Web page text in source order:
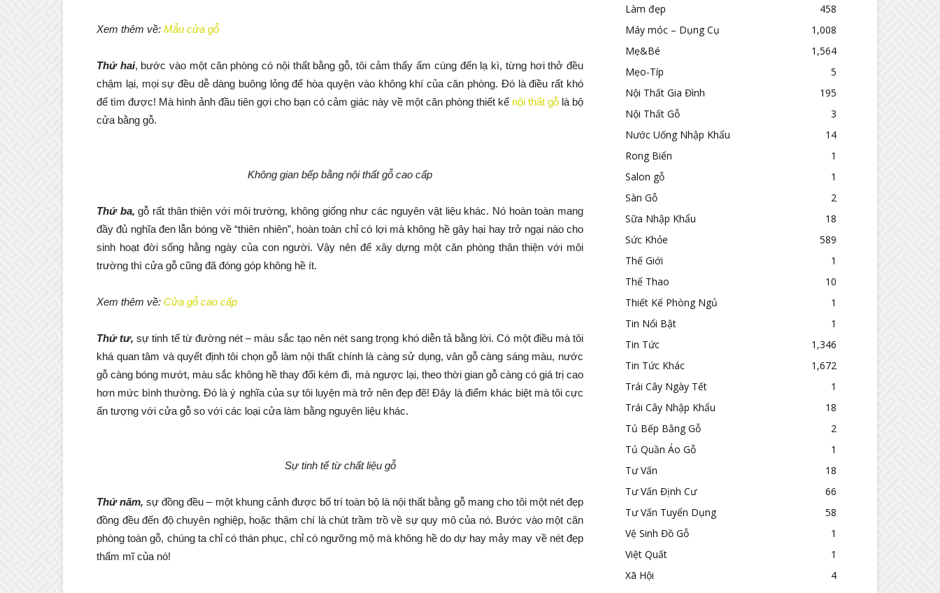
Xem thêm về: Mẫu cửa gỗ
Thứ hai, bước vào một căn phòng có nội thất bằng gỗ, tôi cảm thấy ấm cúng đến lạ kì, từng hơi thở đều
chậm lại, mọi sự đều dễ dàng buông lỏng để hòa quyện vào không khí của căn phòng. Đó là điều rất khó
để tìm được! Mà hình ảnh đầu tiên gợi cho bạn có cảm giác này về một căn phòng thiết kế nội thất gỗ là bộ
cửa bằng gỗ.
Không gian bếp bằng nội thất gỗ cao cấp
Thứ ba, gỗ rất thân thiện với môi trường, không giống như các nguyên vật liệu khác. Nó hoàn toàn mang
đầy đủ nghĩa đen lẫn bóng về “thiên nhiên”, hoàn toàn chỉ có lợi mà không hề gây hại hay trở ngại nào cho
sinh hoạt đời sống hằng ngày của con người. Vậy nên để xây dựng một căn phòng thân thiện với môi
trường thì cửa gỗ cũng đã đóng góp không hề ít.
Xem thêm về: Cửa gỗ cao cấp
Thứ tư, sự tinh tế từ đường nét – màu sắc tạo nên nét sang trọng khó diễn tả bằng lời. Có một điều mà tôi
khá quan tâm và quyết định tôi chọn gỗ làm nội thất chính là càng sử dụng, vân gỗ càng sáng màu, nước
gỗ càng bóng mướt, màu sắc không hề thay đổi kém đi, mà ngược lại, theo thời gian gỗ càng có giá trị cao
hơn mức bình thường. Đó là ý nghĩa của sự tôi luyện mà trở nên đẹp đẽ! Đây là điểm khác biệt mà tôi cực
ấn tượng với cửa gỗ so với các loại cửa làm bằng nguyên liệu khác.
Sự tinh tế từ chất liệu gỗ
Thứ năm, sự đồng đều – một khung cảnh được bố trí toàn bộ là nội thất bằng gỗ mang cho tôi một nét đẹp
đồng đều đến độ chuyên nghiệp, hoặc thậm chí là chút trầm trồ về sự quy mô của nó. Bước vào một căn
phòng toàn gỗ, chúng ta chỉ có thán phục, chỉ có ngưỡng mộ mà không hề do dự hay mảy may về nét đẹp
thẩm mĩ của nó!
Làm đẹp
458
Máy móc – Dụng Cụ
1,008
Mẹ&Bé
1,564
Mẹo-Típ
5
Nội Thất Gia Đình
195
Nội Thất Gỗ
3
Nước Uống Nhập Khẩu
14
Rong Biển
1
Salon gỗ
1
Sàn Gỗ
2
Sữa Nhập Khẩu
18
Sức Khỏe
589
Thế Giới
1
Thể Thao
10
Thiết Kế Phòng Ngủ
1
Tin Nổi Bật
1
Tin Tức
1,346
Tin Tức Khác
1,672
Trái Cây Ngày Tết
1
Trái Cây Nhập Khẩu
18
Tủ Bếp Bằng Gỗ
2
Tủ Quần Áo Gỗ
1
Tư Vấn
18
Tư Vấn Định Cư
66
Tư Vấn Tuyển Dụng
58
Vệ Sinh Đồ Gỗ
1
Việt Quất
1
Xã Hội
4